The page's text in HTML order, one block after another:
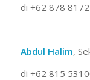
di +62 878
Abdul Halim,
di +62 815